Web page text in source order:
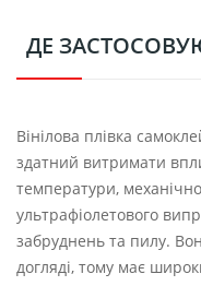
ДЕ
Вінілова плівка
здатний витримати
температури,
ультрафіолетового
забруднень та пилу.
догляді, тому має